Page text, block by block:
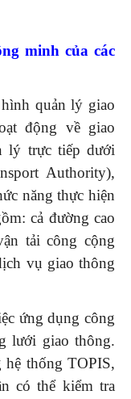
minh của các
quản lý giao
động về giao
lý trực tiếp dưới
Authority),
năng thực hiện
cả đường cao
tải công cộng
vụ giao thông
ứng dụng công
lưới giao thông.
hệ thống TOPIS,
có thể kiểm tra